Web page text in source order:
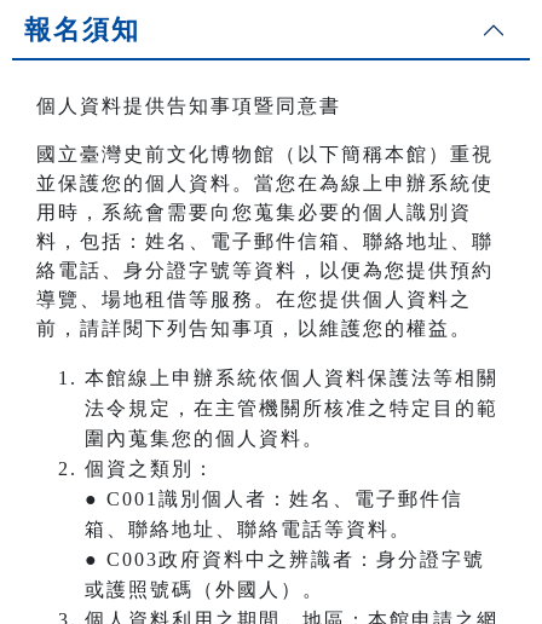
報名須知
個人資料提供告知事項暨同意書
國立臺灣史前文化博物館（以下簡稱本館）重視
並保護您的個人資料。當您在為線上申辦系統使
用時，系統會需要向您蒐集必要的個人識別資
料，包括：姓名、電子郵件信箱、聯絡地址、聯
絡電話、身分證字號等資料，以便為您提供預約
導覽、場地租借等服務。在您提供個人資料之
前，請詳閱下列告知事項，以維護您的權益。
本館線上申辦系統依個人資料保護法等相關
法令規定，在主管機關所核准之特定目的範
圍內蒐集您的個人資料。
個資之類別：
● C001識別個人者：姓名、電子郵件信
箱、聯絡地址、聯絡電話等資料。
● C003政府資料中之辨識者：身分證字號
或護照號碼（外國人）。